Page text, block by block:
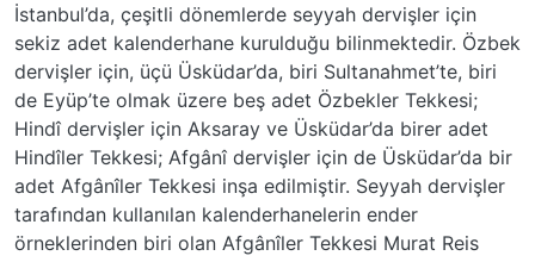
İstanbul’da, çeşitli dönemlerde seyyah dervişler için
sekiz adet kalenderhane kurulduğu bilinmektedir. Özbek
dervişler için, üçü Üsküdar’da, biri Sultanahmet’te, biri
de Eyüp’te olmak üzere beş adet Özbekler Tekkesi;
Hindî dervişler için Aksaray ve Üsküdar’da birer adet
Hindîler Tekkesi; Afgânî dervişler için de Üsküdar’da bir
adet Afgânîler Tekkesi inşa edilmiştir. Seyyah dervişler
tarafından kullanılan kalenderhanelerin ender
örneklerinden biri olan Afgânîler Tekkesi Murat Reis